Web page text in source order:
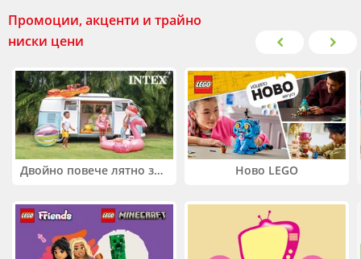
Промоции, акценти и трайно
ниски цени
Двойно повече лятно забавление! Купи 2 продукта INTEX и вземи -33% Ново LEGO